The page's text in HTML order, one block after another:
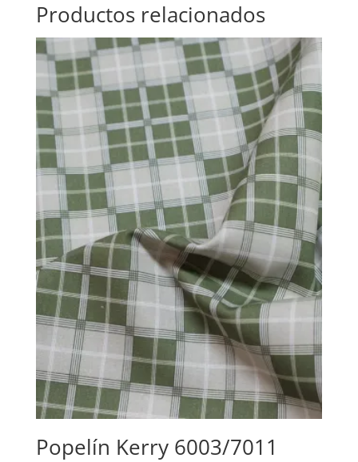
Productos relacionados
Popelín Kerry 6003/7011